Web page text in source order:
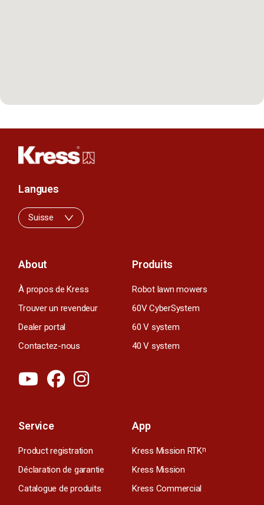
About
À propos de Kress
Trouver un revendeur
Dealer portal
Contactez-nous
Produits
Robot lawn mowers
60V CyberSystem
60 V system
40 V system
Service
Product registration
Déclaration de garantie
Catalogue de produits
App
Kress Mission RTKn
Kress Mission
Kress Commercial
Langues
Suisse